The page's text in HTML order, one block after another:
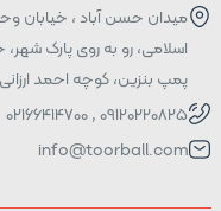
میدان حسن آباد ، خیابان
اسلامی، رو به روی پارک
پمپ بنزین، کوچه احمد ارزانی،
09120220825 , 02166414700
info@toorball.com